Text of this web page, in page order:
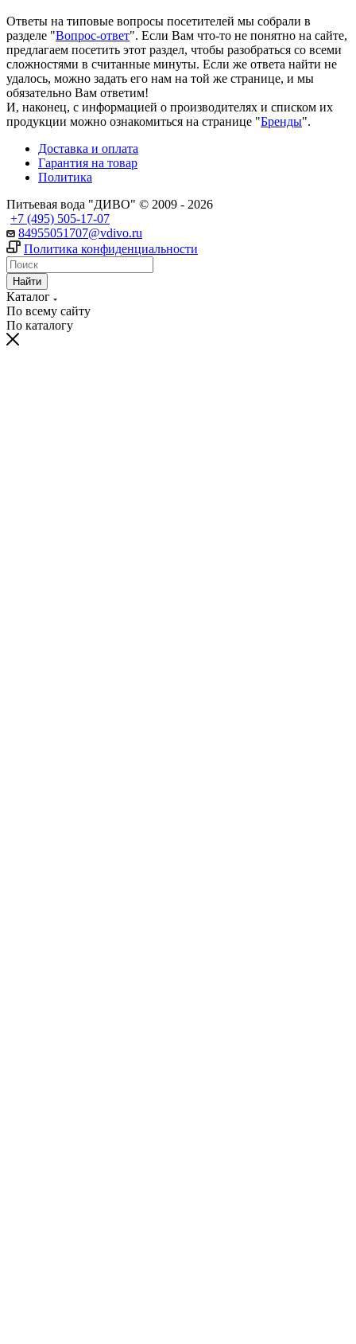
Ответы на типовые вопросы посетителей мы собрали в
разделе "Вопрос-ответ". Если Вам что-то не понятно на сайте,
предлагаем посетить этот раздел, чтобы разобраться со всеми
сложностями в считанные минуты. Если же ответа найти не
удалось, можно задать его нам на той же странице, и мы
обязательно Вам ответим!
И, наконец, с информацией о производителях и списком их
продукции можно ознакомиться на странице "Бренды".
Доставка и оплата
Гарантия на товар
Политика
Питьевая вода "ДИВО" © 2009 - 2026
+7 (495) 505-17-07
84955051707@vdivo.ru
Политика конфиденциальности
Найти
Каталог
По всему сайту
По каталогу